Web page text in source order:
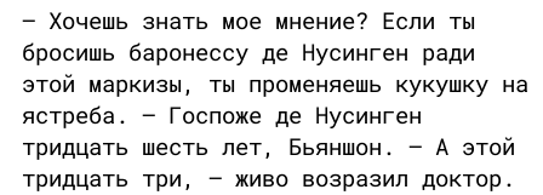
— Хочешь знать мое мнение? Если ты
бросишь баронессу де Нусинген ради
этой маркизы, ты променяешь кукушку на
ястреба. — Госпоже де Нусинген
тридцать шесть лет, Бьяншон. — А этой
тридцать три, — живо возразил доктор.